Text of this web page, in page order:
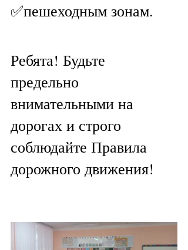
✅пешеходным зонам.
Ребята! Будьте
предельно
внимательными на
дорогах и строго
соблюдайте Правила
дорожного движения!